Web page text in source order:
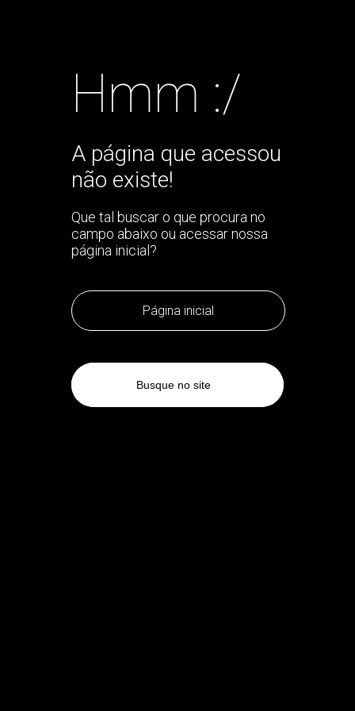
Hmm :/
A página que acessou
não existe!
Que tal buscar o que procura no
campo abaixo ou acessar nossa
página inicial?
Página inicial